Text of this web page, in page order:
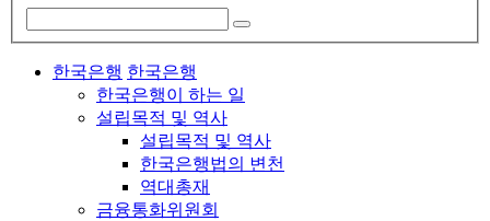
한국은행 한국은행
한국은행이 하는 일
설립목적 및 역사
설립목적 및 역사
한국은행법의 변천
역대총재
금융통화위원회